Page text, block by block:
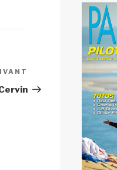
suivant